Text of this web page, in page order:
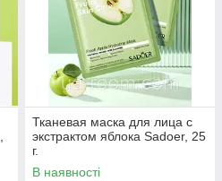
Тканевая маска для лица с
экстрактом яблока Sadoer, 25
г.
В наявності